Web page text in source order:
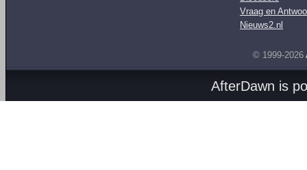
Vraag en
Nieuws2.nl
© 1999-2026
AfterDawn is